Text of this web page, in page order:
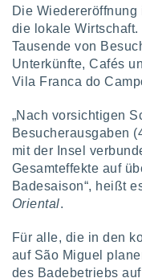
Die
die lokale Wirtschaft.
Tausende von
Unterkünfte, Cafés
Vila Franca do
„Nach vorsichtigen
Besucherausgaben
mit der Insel
Gesamteffekte auf
Badesaison“, heißt
Oriental.
Für alle, die in den
auf São Miguel
des Badebetriebs